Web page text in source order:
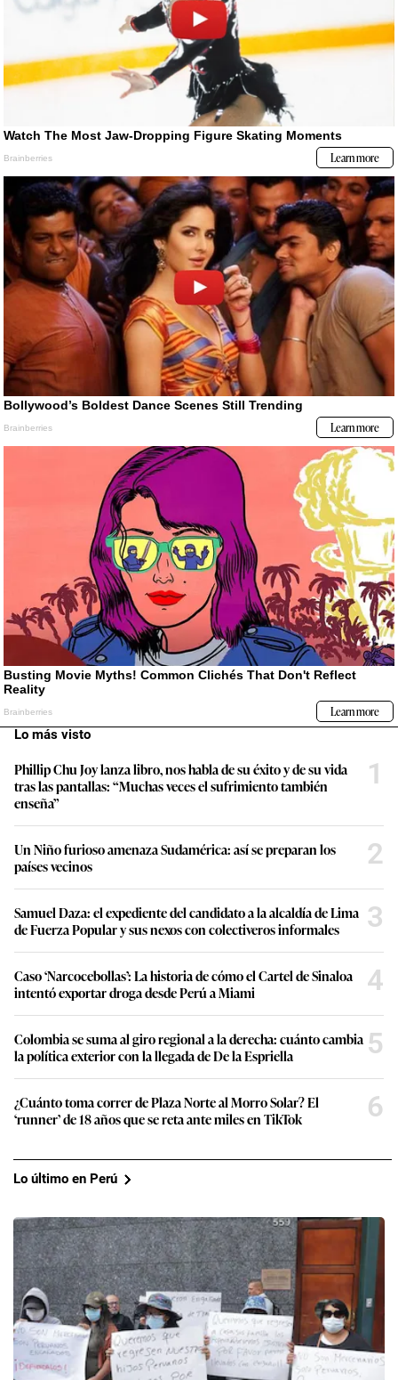
Lo más visto
Phillip Chu Joy lanza libro, nos habla de su éxito y de su vida
tras las pantallas: “Muchas veces el sufrimiento también
enseña”
1
Un Niño furioso amenaza Sudamérica: así se preparan los
países vecinos
2
Samuel Daza: el expediente del candidato a la alcaldía de Lima
de Fuerza Popular y sus nexos con colectiveros informales
3
Caso ‘Narcocebollas’: La historia de cómo el Cartel de Sinaloa
intentó exportar droga desde Perú a Miami
4
Colombia se suma al giro regional a la derecha: cuánto cambia
la política exterior con la llegada de De la Espriella
5
¿Cuánto toma correr de Plaza Norte al Morro Solar? El
‘runner’ de 18 años que se reta ante miles en TikTok
6
Lo último en Perú